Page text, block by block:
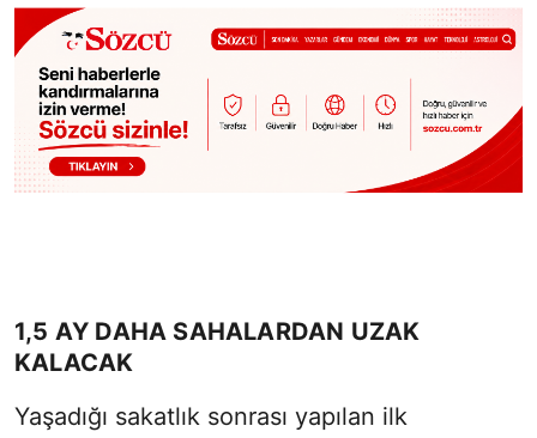
1,5 AY DAHA SAHALARDAN UZAK
KALACAK
Yaşadığı sakatlık sonrası yapılan ilk